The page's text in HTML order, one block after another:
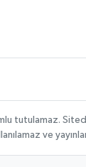
tutulamaz.
ve